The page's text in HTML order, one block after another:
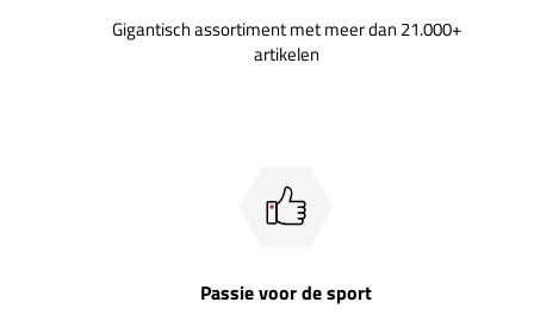
Gigantisch assortiment met meer dan 21.000+
artikelen
Passie voor de sport